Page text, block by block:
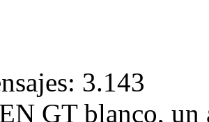
3.143
GT blanco, un